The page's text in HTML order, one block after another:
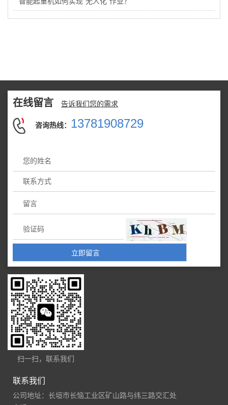
在线留言 告诉我们您的需求
咨询热线： 13781908729
扫一扫，联系我们
联系我们
公司地址：长垣市长恼工业区矿山路与纬三路交汇处